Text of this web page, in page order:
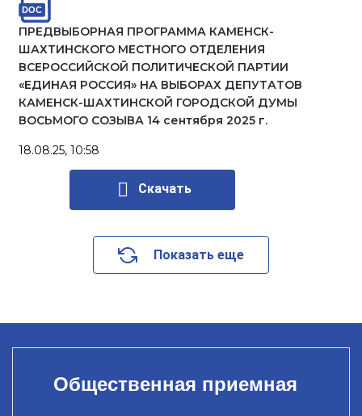
ПРЕДВЫБОРНАЯ ПРОГРАММА КАМЕНСК-
ШАХТИНСКОГО МЕСТНОГО ОТДЕЛЕНИЯ
ВСЕРОССИЙСКОЙ ПОЛИТИЧЕСКОЙ ПАРТИИ
«ЕДИНАЯ РОССИЯ» НА ВЫБОРАХ ДЕПУТАТОВ
КАМЕНСК-ШАХТИНСКОЙ ГОРОДСКОЙ ДУМЫ
ВОСЬМОГО СОЗЫВА 14 сентября 2025 г.
18.08.25, 10:58
Скачать
Показать еще
Общественная приемная